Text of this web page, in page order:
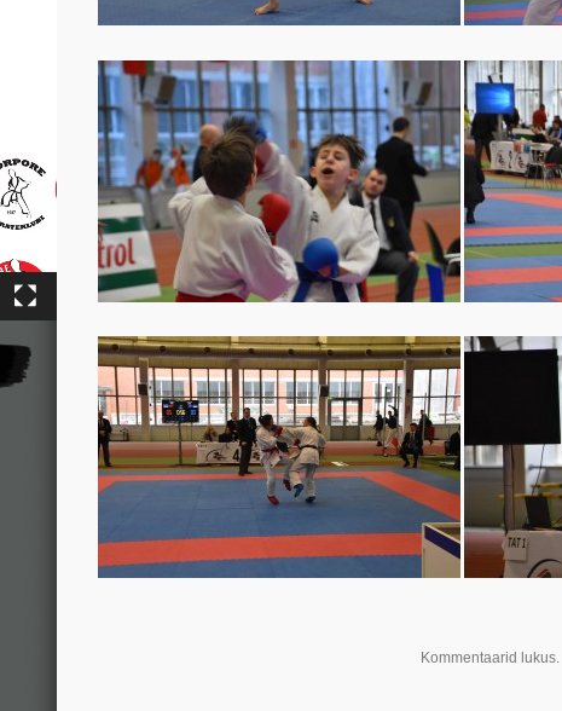
Kommentaarid lukus.